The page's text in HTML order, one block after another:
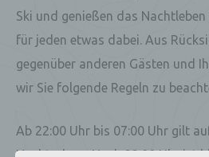
Ski und genießen das
für jeden etwas dabei. Aus
gegenüber anderen Gästen und
wir Sie folgende Regeln zu
Ab 22:00 Uhr bis 07:00 Uhr gilt